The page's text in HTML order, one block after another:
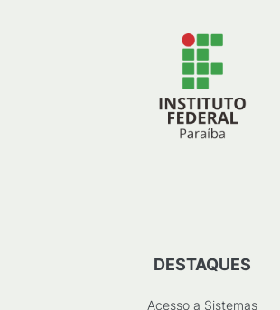
DESTAQUES
Acesso a Sistemas